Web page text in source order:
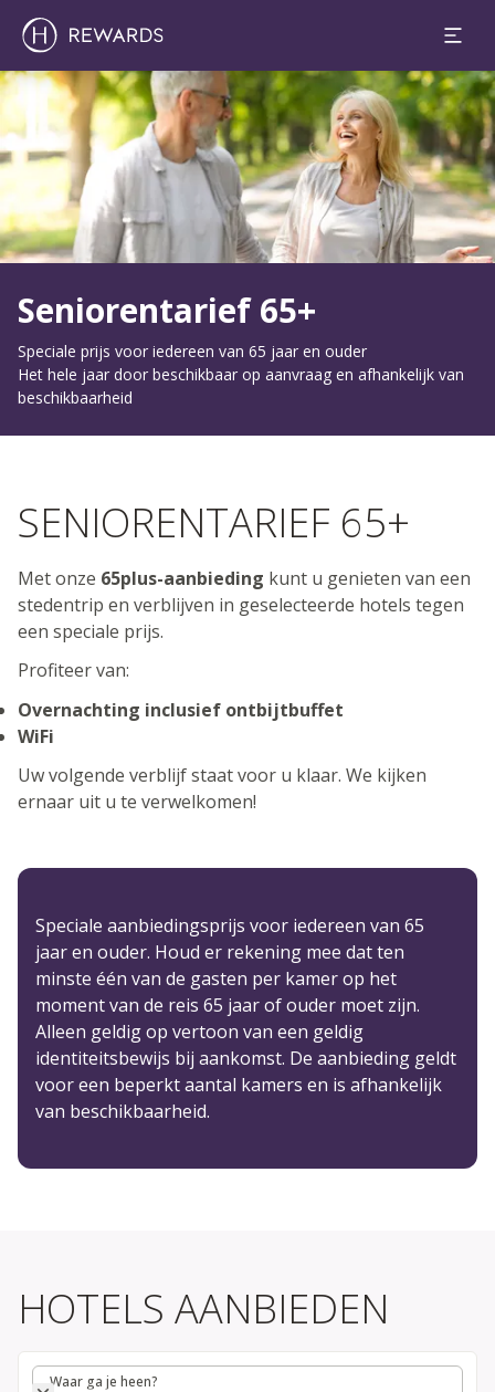
Dia 1 van 1
Seniorentarief 65+
Speciale prijs voor iedereen van 65 jaar en ouder
Het hele jaar door beschikbaar op aanvraag en afhankelijk van
beschikbaarheid
SENIORENTARIEF 65+
Met onze 65plus-aanbieding kunt u genieten van een
stedentrip en verblijven in geselecteerde hotels tegen
een speciale prijs.
Profiteer van:
Overnachting inclusief ontbijtbuffet
WiFi
Uw volgende verblijf staat voor u klaar. We kijken
ernaar uit u te verwelkomen!
Speciale aanbiedingsprijs voor iedereen van 65
jaar en ouder. Houd er rekening mee dat ten
minste één van de gasten per kamer op het
moment van de reis 65 jaar of ouder moet zijn.
Alleen geldig op vertoon van een geldig
identiteitsbewijs bij aankomst. De aanbieding geldt
voor een beperkt aantal kamers en is afhankelijk
van beschikbaarheid.
HOTELS AANBIEDEN
Waar ga je heen?
Waar ga je heen?